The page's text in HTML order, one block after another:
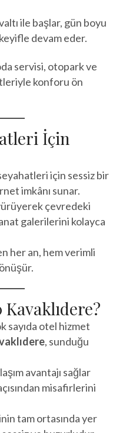
ile başlar, gün boyu
devam eder.
servisi, otopark ve
konforu ön
İçin
için sessiz bir
imkânı sunar.
çevredeki
galerilerini kolayca
her an, hem verimli
sayıda otel hizmet
, sunduğu
avantajı sağlar
misafirlerini
tam ortasında yer